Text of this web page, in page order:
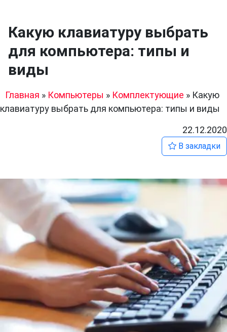
Какую клавиатуру выбрать
для компьютера: типы и
виды
Главная » Компьютеры » Комплектующие » Какую
клавиатуру выбрать для компьютера: типы и виды
22.12.2020
В закладки